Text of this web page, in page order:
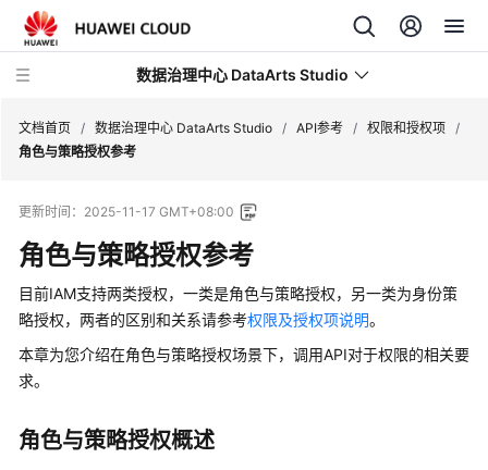
数据治理中心 DataArts Studio
新
动
态
产
介
数
文档首页 / 数据治理中心 DataArts Studio / API参考 / 权限和授权项 /
角色与策略授权参考
更新时间： 2025-11-17 GMT+08:00
角色与策略授权参考
目前IAM支持两类授权，一类是角色与策略授权，另一类为身份策
略授权，两者的区别和关系请参考权限及授权项说明。
本章为您介绍在角色与策略授权场景下，调用API对于权限的相关要
求。
角色与策略授权概述